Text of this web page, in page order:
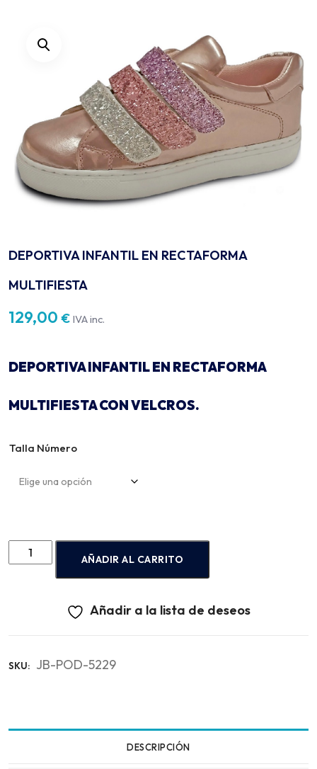
DEPORTIVA INFANTIL EN RECTAFORMA
MULTIFIESTA
129,00 € IVA inc.
DEPORTIVA INFANTIL EN RECTAFORMA
MULTIFIESTA CON VELCROS.
Talla Número
AÑADIR AL CARRITO
Añadir a la lista de deseos
SKU: JB-POD-5229
DESCRIPCIÓN